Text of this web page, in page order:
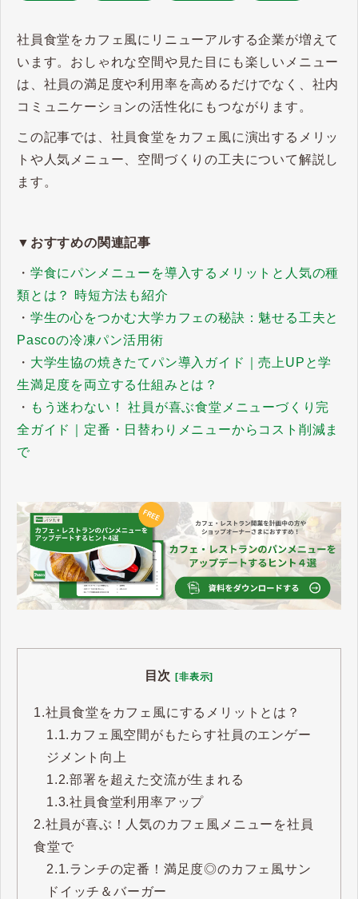
社員食堂をカフェ風にリニューアルする企業が増えて
います。おしゃれな空間や見た目にも楽しいメニュー
は、社員の満足度や利用率を高めるだけでなく、社内
コミュニケーションの活性化にもつながります。
この記事では、社員食堂をカフェ風に演出するメリッ
トや人気メニュー、空間づくりの工夫について解説し
ます。
▼おすすめの関連記事
・ 学食にパンメニューを導入するメリットと人気の種
類とは？ 時短方法も紹介
・ 学生の心をつかむ大学カフェの秘訣：魅せる工夫と
Pascoの冷凍パン活用術
・ 大学生協の焼きたてパン導入ガイド｜売上UPと学
生満足度を両立する仕組みとは？
​​​​​​​・ もう迷わない！ 社員が喜ぶ食堂メニューづくり完
全ガイド｜定番・日替わりメニューからコスト削減ま
で
目次 [非表示]
1.社員食堂をカフェ風にするメリットとは？
1.1. カフェ風空間がもたらす社員のエンゲー
ジメント向上
1.2.部署を超えた交流が生まれる
1.3.社員食堂利用率アップ
2.社員が喜ぶ！人気のカフェ風メニューを社員
食堂で
2.1.ランチの定番！満足度◎のカフェ風サン
ドイッチ＆バーガー